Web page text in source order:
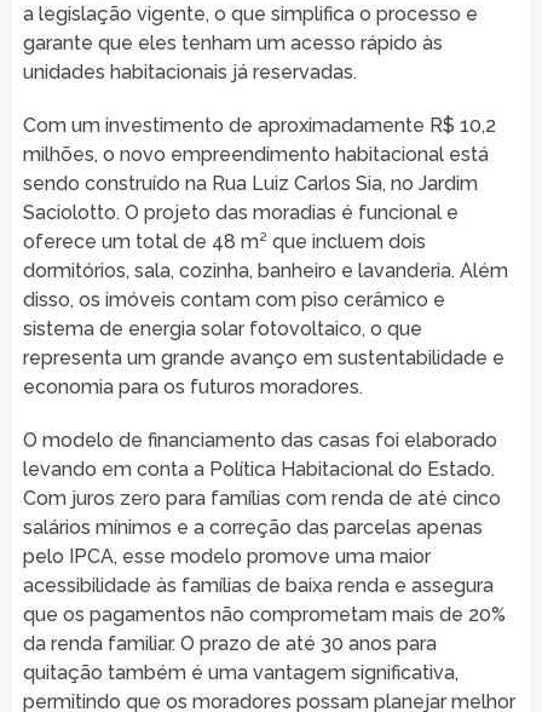
a legislação vigente, o que simplifica o processo e
garante que eles tenham um acesso rápido às
unidades habitacionais já reservadas.
Com um investimento de aproximadamente R$ 10,2
milhões, o novo empreendimento habitacional está
sendo construído na Rua Luiz Carlos Sia, no Jardim
Saciolotto. O projeto das moradias é funcional e
oferece um total de 48 m² que incluem dois
dormitórios, sala, cozinha, banheiro e lavanderia. Além
disso, os imóveis contam com piso cerâmico e
sistema de energia solar fotovoltaico, o que
representa um grande avanço em sustentabilidade e
economia para os futuros moradores.
O modelo de financiamento das casas foi elaborado
levando em conta a Política Habitacional do Estado.
Com juros zero para famílias com renda de até cinco
salários mínimos e a correção das parcelas apenas
pelo IPCA, esse modelo promove uma maior
acessibilidade às famílias de baixa renda e assegura
que os pagamentos não comprometam mais de 20%
da renda familiar. O prazo de até 30 anos para
quitação também é uma vantagem significativa,
permitindo que os moradores possam planejar melhor